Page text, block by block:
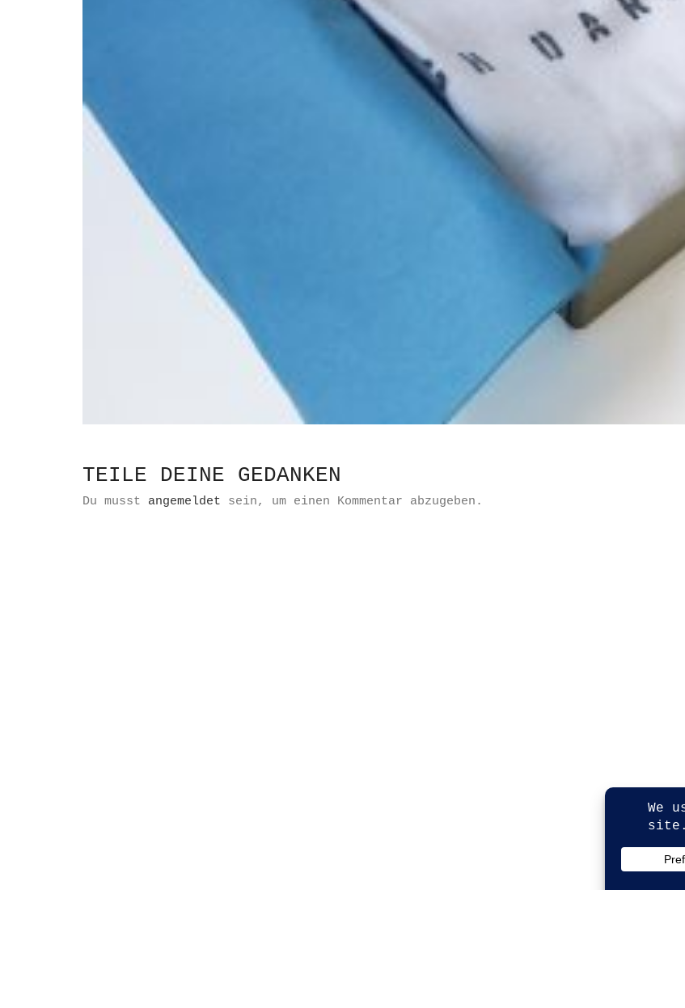
TEILE DEINE GEDANKEN
Du musst angemeldet sein, um einen Kommentar abzugeben.
© Copyright 2026. All Rights Reserved.